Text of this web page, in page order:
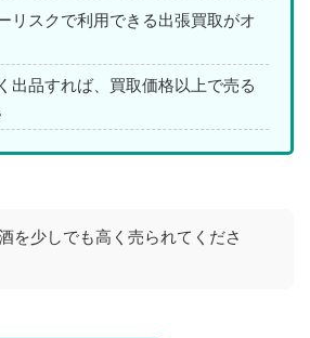
リスクで利用できる出張買取がオ
出品すれば、買取価格以上で売る
を少しでも高く売られてくださ